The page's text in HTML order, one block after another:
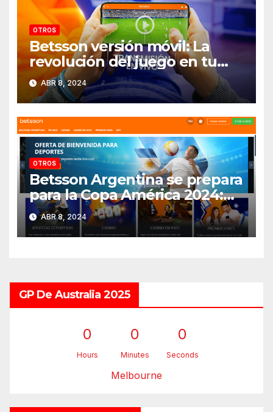
OTROS
Betsson versión móvil: La
revolución del juego en tu
bolsillo
ABR 8, 2024
OTROS
Betsson Argentina se prepara
para la Copa América 2024:
¡Descúbrelo acá!
ABR 8, 2024
GP De Australia 2025
0
Hours
0
Minutes
0
Seconds
Melbourne